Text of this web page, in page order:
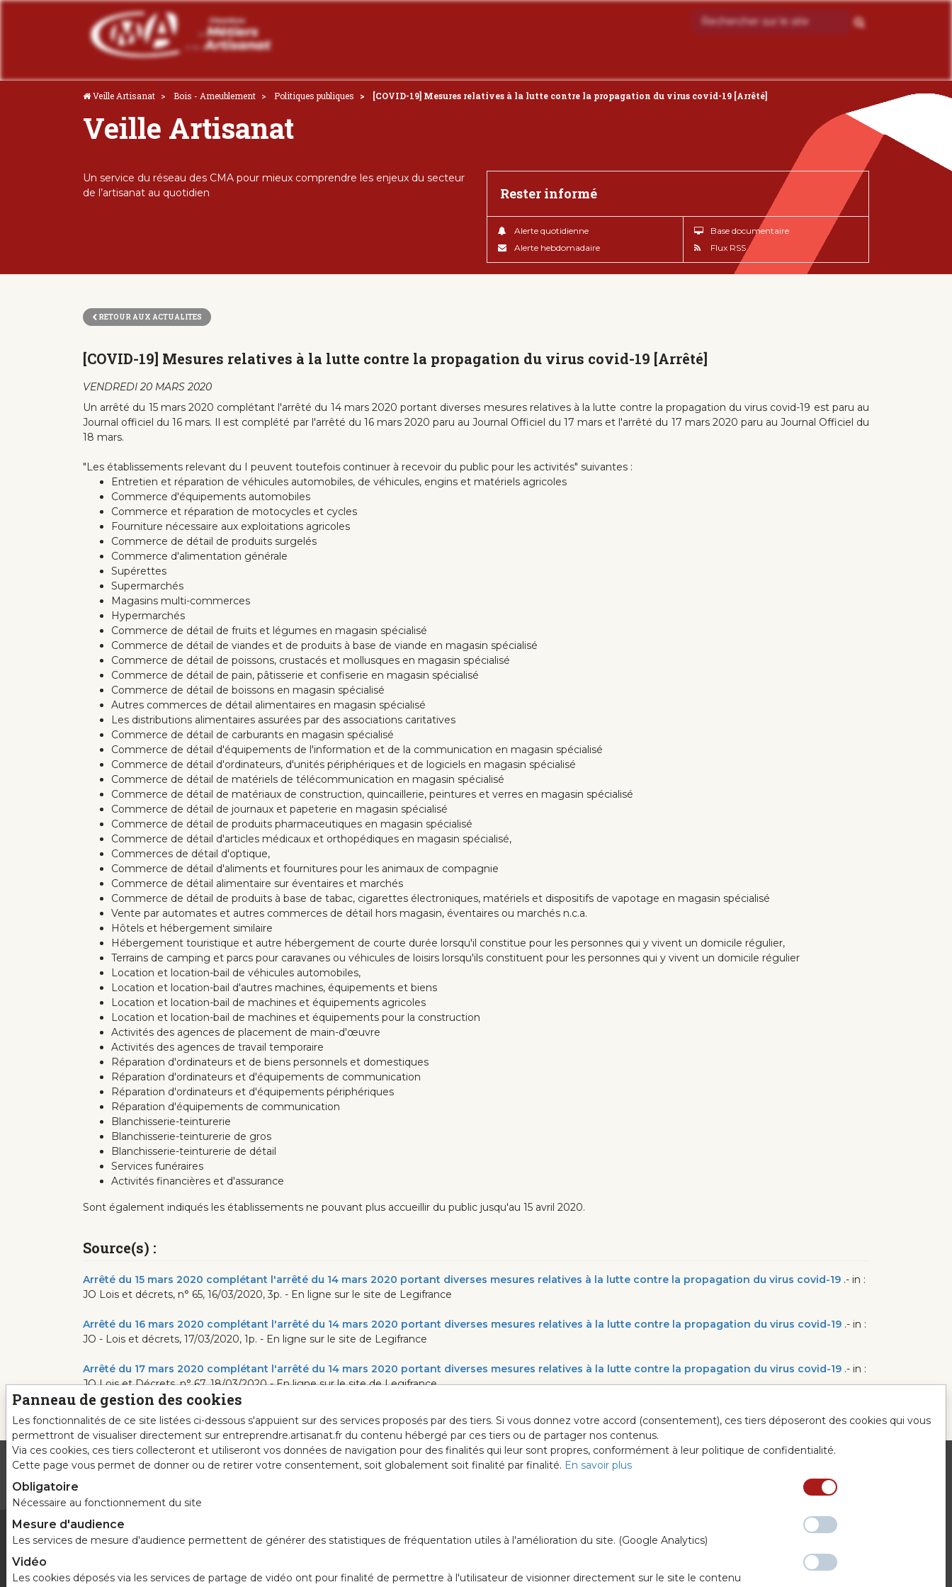
Veille Artisanat Bois - Ameublement Politiques publiques [COVID-19] Mesures relatives à la lutte contre la propagation du virus covid-19 [Arrêté]
Veille Artisanat
Un service du réseau des CMA pour mieux comprendre les enjeux du secteur
de l’artisanat au quotidien
Rester informé
Alerte quotidienne
Alerte hebdomadaire
Base documentaire
Flux RSS
RETOUR AUX ACTUALITES
[COVID-19] Mesures relatives à la lutte contre la propagation du virus covid-19 [Arrêté]
VENDREDI 20 MARS 2020
Un arrêté du 15 mars 2020 complétant l'arrêté du 14 mars 2020 portant diverses mesures relatives à la lutte contre la propagation du virus covid-19 est paru au
Journal officiel du 16 mars. Il est complété par l'arrêté du 16 mars 2020 paru au Journal Officiel du 17 mars et l'arrêté du 17 mars 2020 paru au Journal Officiel du
18 mars.
"Les établissements relevant du I peuvent toutefois continuer à recevoir du public pour les activités" suivantes :
Entretien et réparation de véhicules automobiles, de véhicules, engins et matériels agricoles
Commerce d'équipements automobiles
Commerce et réparation de motocycles et cycles
Fourniture nécessaire aux exploitations agricoles
Commerce de détail de produits surgelés
Commerce d'alimentation générale
Supérettes
Supermarchés
Magasins multi-commerces
Hypermarchés
Commerce de détail de fruits et légumes en magasin spécialisé
Commerce de détail de viandes et de produits à base de viande en magasin spécialisé
Commerce de détail de poissons, crustacés et mollusques en magasin spécialisé
Commerce de détail de pain, pâtisserie et confiserie en magasin spécialisé
Commerce de détail de boissons en magasin spécialisé
Autres commerces de détail alimentaires en magasin spécialisé
Les distributions alimentaires assurées par des associations caritatives
Commerce de détail de carburants en magasin spécialisé
Commerce de détail d'équipements de l'information et de la communication en magasin spécialisé
Commerce de détail d'ordinateurs, d'unités périphériques et de logiciels en magasin spécialisé
Commerce de détail de matériels de télécommunication en magasin spécialisé
Commerce de détail de matériaux de construction, quincaillerie, peintures et verres en magasin spécialisé
Commerce de détail de journaux et papeterie en magasin spécialisé
Commerce de détail de produits pharmaceutiques en magasin spécialisé
Commerce de détail d'articles médicaux et orthopédiques en magasin spécialisé,
Commerces de détail d'optique,
Commerce de détail d'aliments et fournitures pour les animaux de compagnie
Commerce de détail alimentaire sur éventaires et marchés
Commerce de détail de produits à base de tabac, cigarettes électroniques, matériels et dispositifs de vapotage en magasin spécialisé
Vente par automates et autres commerces de détail hors magasin, éventaires ou marchés n.c.a.
Hôtels et hébergement similaire
Hébergement touristique et autre hébergement de courte durée lorsqu'il constitue pour les personnes qui y vivent un domicile régulier,
Terrains de camping et parcs pour caravanes ou véhicules de loisirs lorsqu'ils constituent pour les personnes qui y vivent un domicile régulier
Location et location-bail de véhicules automobiles,
Location et location-bail d'autres machines, équipements et biens
Location et location-bail de machines et équipements agricoles
Location et location-bail de machines et équipements pour la construction
Activités des agences de placement de main-d'œuvre
Activités des agences de travail temporaire
Réparation d'ordinateurs et de biens personnels et domestiques
Réparation d'ordinateurs et d'équipements de communication
Réparation d'ordinateurs et d'équipements périphériques
Réparation d'équipements de communication
Blanchisserie-teinturerie
Blanchisserie-teinturerie de gros
Blanchisserie-teinturerie de détail
Services funéraires
Activités financières et d'assurance
Sont également indiqués les établissements ne pouvant plus accueillir du public jusqu'au 15 avril 2020.
Source(s) :
Arrêté du 15 mars 2020 complétant l'arrêté du 14 mars 2020 portant diverses mesures relatives à la lutte contre la propagation du virus covid-19 .- in :
JO Lois et décrets, n° 65, 16/03/2020, 3p. - En ligne sur le site de Legifrance
Arrêté du 16 mars 2020 complétant l'arrêté du 14 mars 2020 portant diverses mesures relatives à la lutte contre la propagation du virus covid-19 .- in :
JO - Lois et décrets, 17/03/2020, 1p. - En ligne sur le site de Legifrance
Arrêté du 17 mars 2020 complétant l'arrêté du 14 mars 2020 portant diverses mesures relatives à la lutte contre la propagation du virus covid-19 .- in :
JO Lois et Décrets, n° 67, 18/03/2020 - En ligne sur le site de Legifrance
Gardons le contact
Panneau de gestion des cookies
Les fonctionnalités de ce site listées ci-dessous s'appuient sur des services proposés par des tiers. Si vous donnez votre accord (consentement), ces tiers déposeront des cookies qui vous
permettront de visualiser directement sur entreprendre.artisanat.fr du contenu hébergé par ces tiers ou de partager nos contenus.
Via ces cookies, ces tiers collecteront et utiliseront vos données de navigation pour des finalités qui leur sont propres, conformément à leur politique de confidentialité.
Cette page vous permet de donner ou de retirer votre consentement, soit globalement soit finalité par finalité. En savoir plus
Obligatoire
Nécessaire au fonctionnement du site
Mesure d'audience
Les services de mesure d'audience permettent de générer des statistiques de fréquentation utiles à l'amélioration du site. (Google Analytics)
Vidéo
Les cookies déposés via les services de partage de vidéo ont pour finalité de permettre à l'utilisateur de visionner directement sur le site le contenu